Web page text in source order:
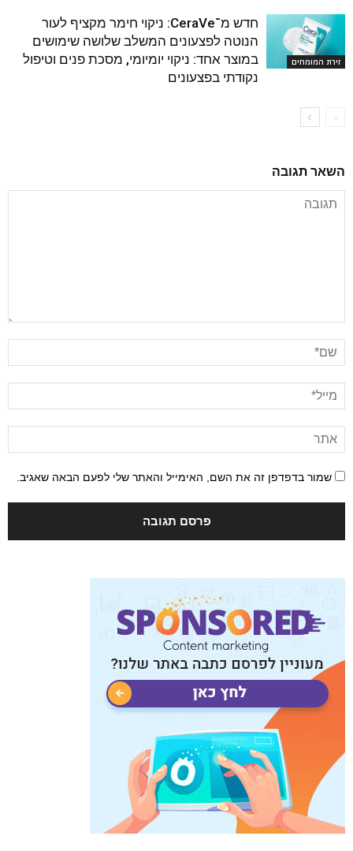
זירת המומחים
חדש מ־CeraVe: ניקוי חימר מקציף לעור
הנוטה לפצעונים המשלב שלושה שימושים
במוצר אחד: ניקוי יומיומי, מסכת פנים וטיפול
נקודתי בפצעונים
השאר תגובה
שמור בדפדפן זה את השם, האימייל והאתר שלי לפעם הבאה שאגיב.